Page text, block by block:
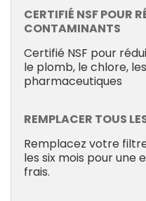
CERTIFIÉ NSF POUR
CONTAMINANTS
Certifié NSF pour
le plomb, le chlore,
pharmaceutiques
REMPLACER TOUS
Remplacez votre
les six mois pour une
frais.